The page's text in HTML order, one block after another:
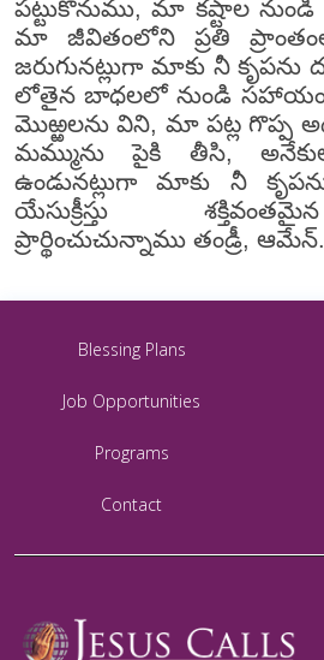
పట్టుకొనుము, మా కష్టాల
మా జీవితంలోని ప్రతి
జరుగునట్లుగా మాకు నీ
లోతైన బాధలలో నుండి సహాయం
మొఱ్ఱలను విని, మా పట్ల గొప్ప
మమ్మును పైకి తీసి,
ఉండునట్లుగా మాకు నీ
యేసుక్రీస్తు
ప్రార్థించుచున్నాము తండ్రీ, ఆమేన్.
Blessing Plans
Job Opportunities
Programs
Contact